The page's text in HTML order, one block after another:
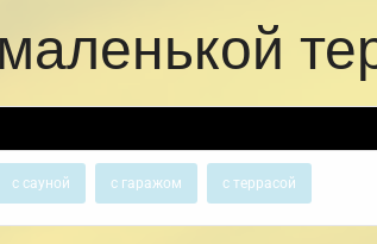
с сауной с гаражом с террасой